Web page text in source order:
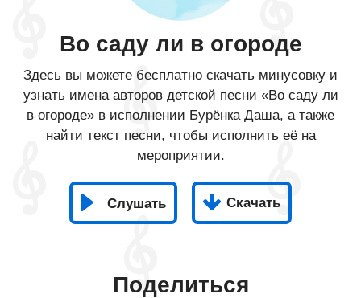
Во саду ли в огороде
Здесь вы можете бесплатно скачать минусовку и
узнать имена авторов детской песни «Во саду ли
в огороде» в исполнении Бурёнка Даша, а также
найти текст песни, чтобы исполнить её на
мероприятии.
Слушать Скачать
Поделиться